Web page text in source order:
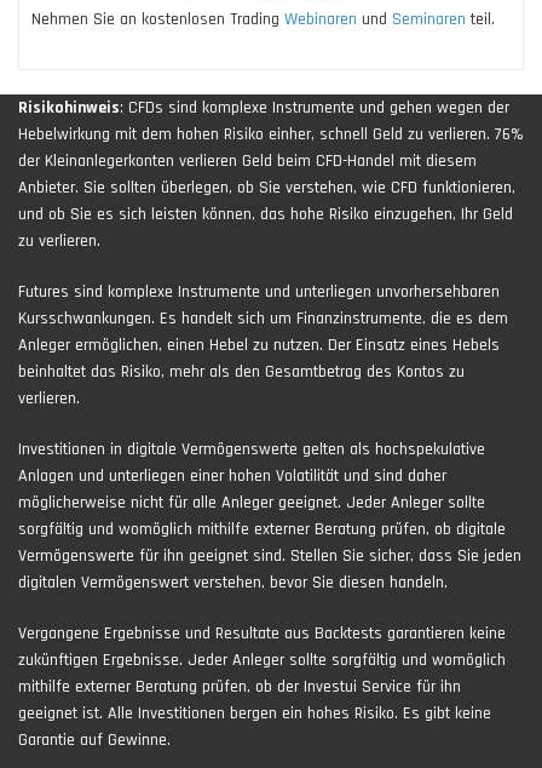
Nehmen Sie an kostenlosen Trading Webinaren und Seminaren teil.
Risikohinweis: CFDs sind komplexe Instrumente und gehen wegen der
Hebelwirkung mit dem hohen Risiko einher, schnell Geld zu verlieren. 76%
der Kleinanlegerkonten verlieren Geld beim CFD-Handel mit diesem
Anbieter. Sie sollten überlegen, ob Sie verstehen, wie CFD funktionieren,
und ob Sie es sich leisten können, das hohe Risiko einzugehen, Ihr Geld
zu verlieren.
Futures sind komplexe Instrumente und unterliegen unvorhersehbaren
Kursschwankungen. Es handelt sich um Finanzinstrumente, die es dem
Anleger ermöglichen, einen Hebel zu nutzen. Der Einsatz eines Hebels
beinhaltet das Risiko, mehr als den Gesamtbetrag des Kontos zu
verlieren.
Investitionen in digitale Vermögenswerte gelten als hochspekulative
Anlagen und unterliegen einer hohen Volatilität und sind daher
möglicherweise nicht für alle Anleger geeignet. Jeder Anleger sollte
sorgfältig und womöglich mithilfe externer Beratung prüfen, ob digitale
Vermögenswerte für ihn geeignet sind. Stellen Sie sicher, dass Sie jeden
digitalen Vermögenswert verstehen, bevor Sie diesen handeln.
Vergangene Ergebnisse und Resultate aus Backtests garantieren keine
zukünftigen Ergebnisse. Jeder Anleger sollte sorgfältig und womöglich
mithilfe externer Beratung prüfen, ob der Investui Service für ihn
geeignet ist. Alle Investitionen bergen ein hohes Risiko. Es gibt keine
Garantie auf Gewinne.